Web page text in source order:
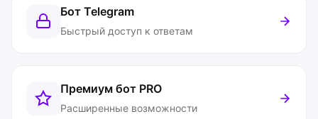
Бот Telegram
Быстрый доступ к ответам
Премиум бот PRO
Расширенные возможности